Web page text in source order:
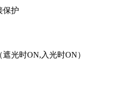
保护
光时ON,入光时ON）